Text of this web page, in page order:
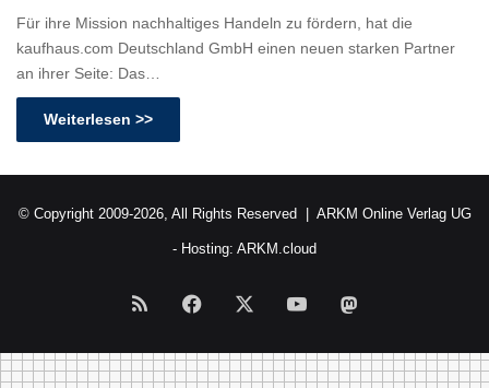
Für ihre Mission nachhaltiges Handeln zu fördern, hat die
kaufhaus.com Deutschland GmbH einen neuen starken Partner
an ihrer Seite: Das…
Weiterlesen >>
© Copyright 2009-2026, All Rights Reserved | ARKM Online Verlag UG
- Hosting: ARKM.cloud
RSS Facebook YouTube